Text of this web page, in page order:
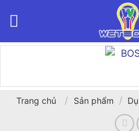
Trang chủ / Sản phẩm /